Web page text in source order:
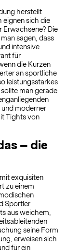
herstellt
eignen sich die
Erwachsene? Die
sagen, dass
intensive
für
die Kurzen
an sportliche
leistungsstarkes
man gerade
und moderner
Tights von
– die
exquisiten
zu einem
Sportler
aus weichem,
seine Form
erweisen sich
für ein